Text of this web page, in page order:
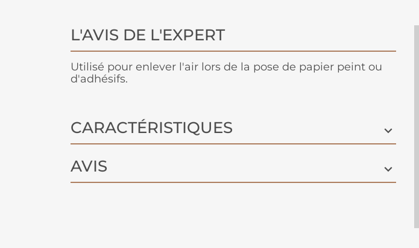
L'AVIS DE L'EXPERT
Utilisé pour enlever l'air lors de la pose de papier peint ou
d'adhésifs.
CARACTÉRISTIQUES
AVIS